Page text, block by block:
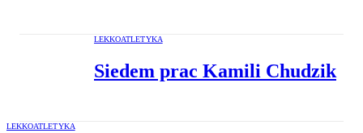
LEKKOATLETYKA
Siedem prac Kamili Chudzik
LEKKOATLETYKA